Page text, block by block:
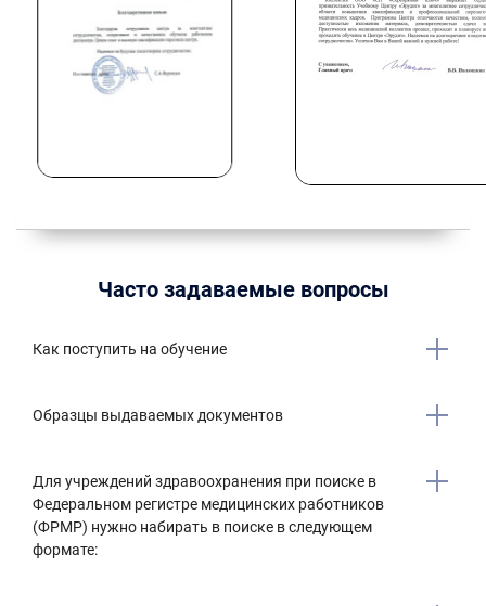
Часто задаваемые вопросы
Как поступить на обучение
Образцы выдаваемых документов
Для учреждений здравоохранения при поиске в
Федеральном регистре медицинских работников
(ФРМР) нужно набирать в поиске в следующем
формате: